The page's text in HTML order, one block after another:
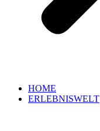
HOME
ERLEBNISWELT